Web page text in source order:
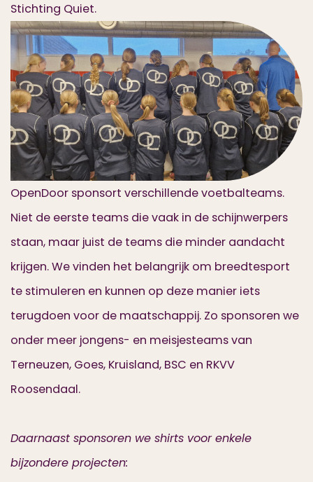
Stichting Quiet.
OpenDoor sponsort verschillende voetbalteams.
Niet de eerste teams die vaak in de schijnwerpers
staan, maar juist de teams die minder aandacht
krijgen. We vinden het belangrijk om breedtesport
te stimuleren en kunnen op deze manier iets
terugdoen voor de maatschappij. Zo sponsoren we
onder meer jongens- en meisjesteams van
Terneuzen, Goes, Kruisland, BSC en RKVV
Roosendaal.
Daarnaast sponsoren we shirts voor enkele
bijzondere projecten: